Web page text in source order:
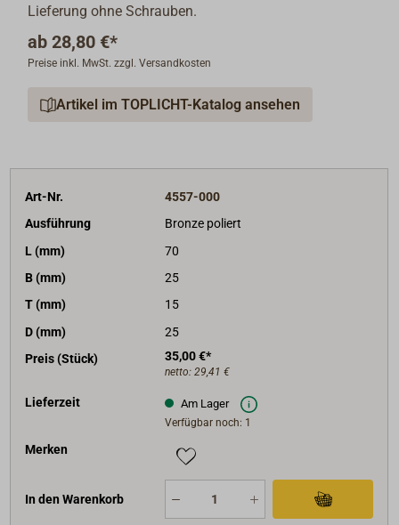
Lieferung ohne Schrauben.
ab 28,80 €*
Preise inkl. MwSt. zzgl. Versandkosten
Artikel im TOPLICHT-Katalog ansehen
Art-Nr.
4557-000
Ausführung
Bronze poliert
L (mm)
70
B (mm)
25
T (mm)
15
D (mm)
25
Preis (Stück)
35,00 €*
netto: 29,41 €
Lieferzeit Am Lager
Verfügbar noch: 1
Merken
In den Warenkorb